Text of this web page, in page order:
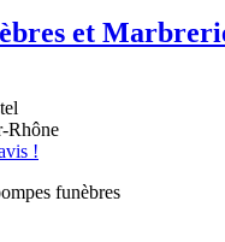
et
Rhône
!
funèbres